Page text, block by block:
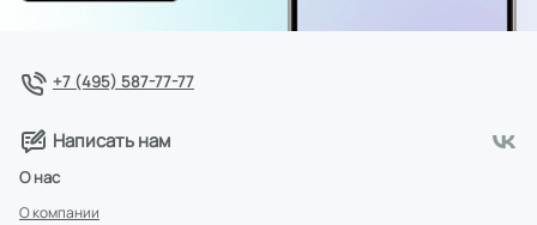
+7 (495) 587-77-77
Написать нам
О нас
О компании